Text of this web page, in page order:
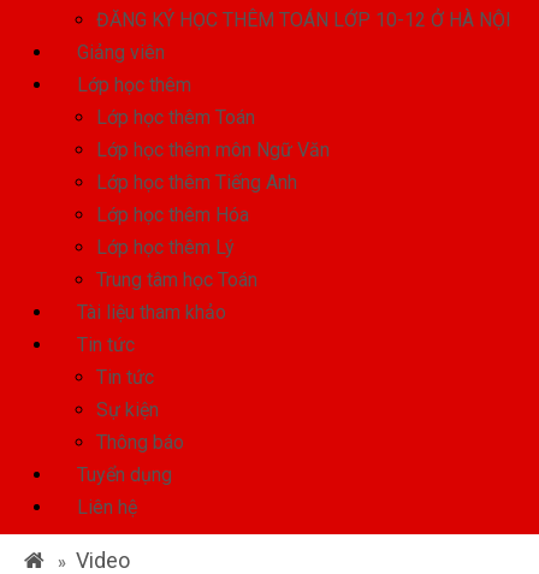
ĐĂNG KÝ HỌC THÊM TOÁN LỚP 10-12 Ở HÀ NỘI
Giảng viên
Lớp học thêm
Lớp học thêm Toán
Lớp học thêm môn Ngữ Văn
Lớp học thêm Tiếng Anh
Lớp học thêm Hóa
Lớp học thêm Lý
Trung tâm học Toán
Tài liệu tham khảo
Tin tức
Tin tức
Sự kiện
Thông báo
Tuyển dụng
Liên hệ
» Video